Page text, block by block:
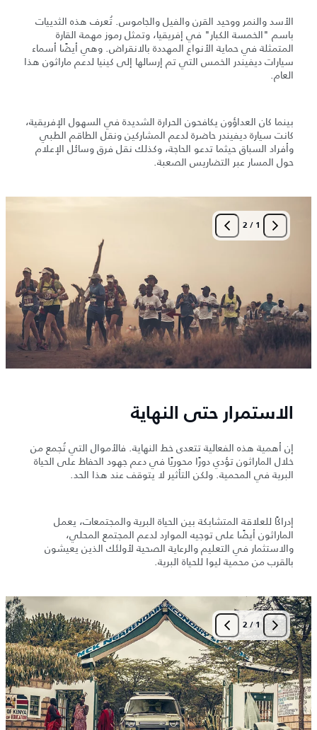
الأسد والنمر ووحيد القرن والفيل والجاموس. تُعرف هذه الثدييات
باسم "الخمسة الكبار" في إفريقيا، وتمثل رموز مهمة القارة
المتمثلة في حماية الأنواع المهددة بالانقراض. وهي أيضًا أسماء
سيارات ديفيندر الخمس التي تم إرسالها إلى كينيا لدعم ماراثون هذا
العام.
بينما كان العداؤون يكافحون الحرارة الشديدة في السهول الإفريقية،
كانت سيارة ديفيندر حاضرة لدعم المشاركين ونقل الطاقم الطبي
وأفراد السباق حيثما تدعو الحاجة، وكذلك نقل فرق وسائل الإعلام
حول المسار عبر التضاريس الصعبة.
1
/
2
الاستمرار حتى النهاية
إن أهمية هذه الفعالية تتعدى خط النهاية. فالأموال التي تُجمع من
خلال الماراثون تؤدي دورًا محوريًا في دعم جهود الحفاظ على الحياة
البرية في المحمية. ولكن التأثير لا يتوقف عند هذا الحد.
إدراكًا للعلاقة المتشابكة بين الحياة البرية والمجتمعات، يعمل
الماراثون أيضًا على توجيه الموارد لدعم المجتمع المحلي،
والاستثمار في التعليم والرعاية الصحية لأولئك الذين يعيشون
بالقرب من محمية ليوا للحياة البرية.
1
/
2